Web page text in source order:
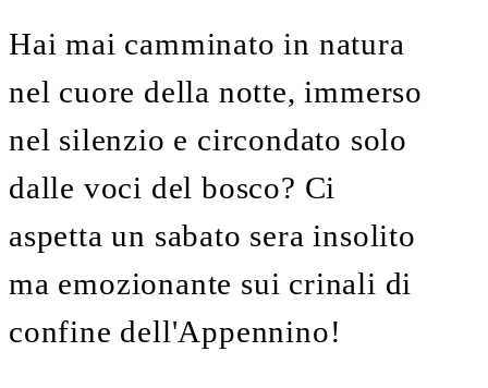
Hai mai camminato in natura
nel cuore della notte, immerso
nel silenzio e circondato solo
dalle voci del bosco? Ci
aspetta un sabato sera insolito
ma emozionante sui crinali di
confine dell'Appennino!